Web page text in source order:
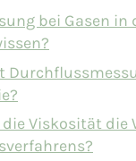
bei Gasen in
Viskosität die